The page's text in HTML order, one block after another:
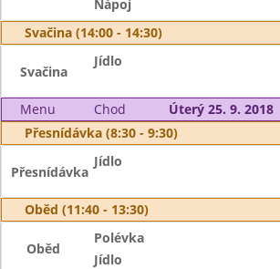
Nápoj
Svačina (14:00 - 14:30)
Svačina
Jídlo
Menu Chod
Úterý 25. 9. 2018
Přesnídávka (8:30 - 9:30)
Přesnídávka
Jídlo
Oběd (11:40 - 13:30)
Oběd
Polévka
Jídlo